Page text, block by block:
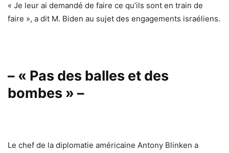
« Je leur ai demandé de faire ce qu’ils sont en train de
faire », a dit M. Biden au sujet des engagements israéliens.
– « Pas des balles et des
bombes » –
Le chef de la diplomatie américaine Antony Blinken a